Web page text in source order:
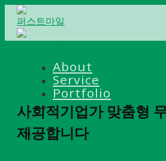
Skip
content
About
Service
Portfolio
Contact
사회적기업가 맞춤형
제공합니다